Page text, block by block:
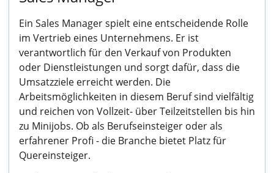
Ein Sales Manager spielt eine entscheidende Rolle
im Vertrieb eines Unternehmens. Er ist
verantwortlich für den Verkauf von Produkten
oder Dienstleistungen und sorgt dafür, dass die
Umsatzziele erreicht werden. Die
Arbeitsmöglichkeiten in diesem Beruf sind vielfältig
und reichen von Vollzeit- über Teilzeitstellen bis hin
zu Minijobs. Ob als Berufseinsteiger oder als
erfahrener Profi - die Branche bietet Platz für
Quereinsteiger.